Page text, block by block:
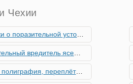
Чехии
устойчивости экономики Чехии
к Чехии, необходима бдительность граждан
работы в Чехии - простая лицензия №14